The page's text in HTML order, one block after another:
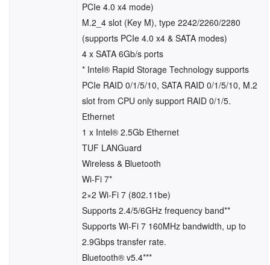
PCIe 4.0 x4 mode)
M.2_4 slot (Key M), type 2242/2260/2280
(supports PCIe 4.0 x4 & SATA modes)
4 x SATA 6Gb/s ports
* Intel® Rapid Storage Technology supports
PCIe RAID 0/1/5/10, SATA RAID 0/1/5/10, M.2
slot from CPU only support RAID 0/1/5.
Ethernet
1 x Intel® 2.5Gb Ethernet
TUF LANGuard
Wireless & Bluetooth
Wi-Fi 7*
2×2 Wi-Fi 7 (802.11be)
Supports 2.4/5/6GHz frequency band**
Supports Wi-Fi 7 160MHz bandwidth, up to
2.9Gbps transfer rate.
Bluetooth® v5.4***